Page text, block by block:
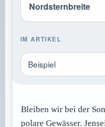
Nordsternbreite
IM ARTIKEL
Beispiel
Bleiben wir bei der
polare Gewässer.